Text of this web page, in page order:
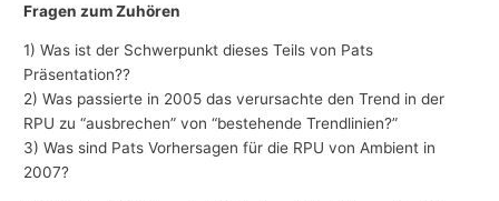
Fragen zum Zuhören
1) Was ist der Schwerpunkt dieses Teils von Pats
Präsentation??
2) Was passierte in 2005 das verursachte den Trend in der
RPU zu “ausbrechen” von “bestehende Trendlinien?”
3) Was sind Pats Vorhersagen für die RPU von Ambient in
2007?